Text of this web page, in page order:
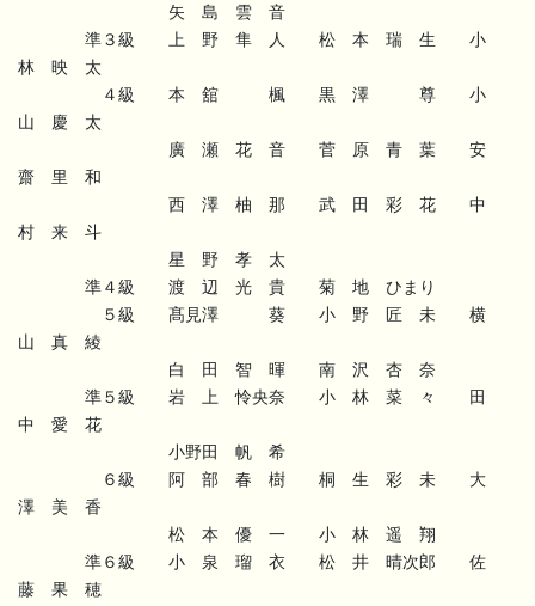
矢 島 雲 音
準３級 上 野 隼 人 松 本 瑞 生 小
林 映 太
４級 本 舘 楓 黒 澤 尊 小
山 慶 太
廣 瀬 花 音 菅 原 青 葉 安
齋 里 和
西 澤 柚 那 武 田 彩 花 中
村 来 斗
星 野 孝 太
準４級 渡 辺 光 貴 菊 地 ひまり
５級 髙見澤 葵 小 野 匠 未 横
山 真 綾
白 田 智 暉 南 沢 杏 奈
準５級 岩 上 怜央奈 小 林 菜 々 田
中 愛 花
小野田 帆 希
６級 阿 部 春 樹 桐 生 彩 未 大
澤 美 香
松 本 優 一 小 林 遥 翔
準６級 小 泉 瑠 衣 松 井 晴次郎 佐
藤 果 穂